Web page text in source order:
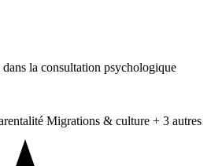
dans la consultation psychologique
Migrations & culture + 3 autres